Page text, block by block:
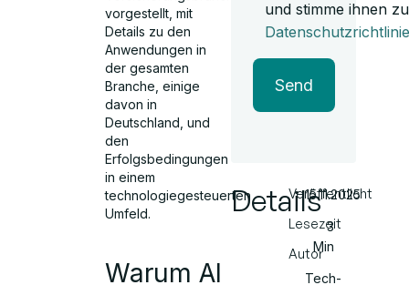
vorgestellt, mit
Details zu den
Anwendungen in
der gesamten
Branche, einige
davon in
Deutschland, und
den
Erfolgsbedingungen
in einem
technologiegesteuerten
Umfeld.
Warum AI
und stimme ihnen
Datenschutzrichtlinie
Send
DetailsVeröffentlicht
Lesezeit
Autor
15.11.2025
3
Min
Tech-